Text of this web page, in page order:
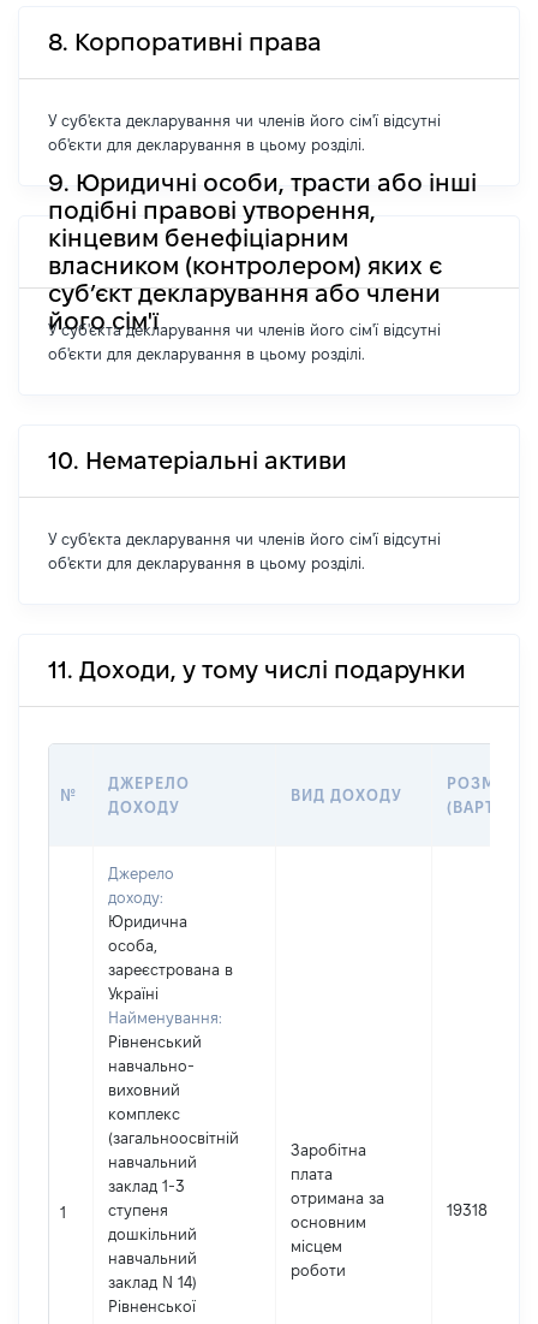
8. Корпоративні права
У суб'єкта декларування чи членів його сім'ї відсутні
об'єкти для декларування в цьому розділі.
9. Юридичні особи, трасти або інші
подібні правові утворення,
кінцевим бенефіціарним
власником (контролером) яких є
суб’єкт декларування або члени
його сім'ї
У суб'єкта декларування чи членів його сім'ї відсутні
об'єкти для декларування в цьому розділі.
10. Нематеріальні активи
У суб'єкта декларування чи членів його сім'ї відсутні
об'єкти для декларування в цьому розділі.
11. Доходи, у тому числі подарунки
№
ДЖЕРЕЛО
ДОХОДУ
ВИД ДОХОДУ
РОЗМІР
1
Джерело
доходу:
Юридична
особа,
зареєстрована в
Україні
Найменування:
Рівненський
навчально-
виховний
комплекс
(загальноосвітній
навчальний
заклад 1-3
ступеня
дошкільний
навчальний
заклад N 14)
Рівненської
Заробітна
плата
отримана за
основним
місцем
роботи
19318